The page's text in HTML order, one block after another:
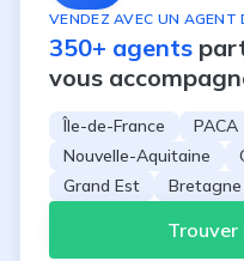
VENDEZ AVEC UN AGENT
350+ agents
vous
Île-de-France PACA
Nouvelle-Aquitaine
Grand Est
Bretagne
Trouver